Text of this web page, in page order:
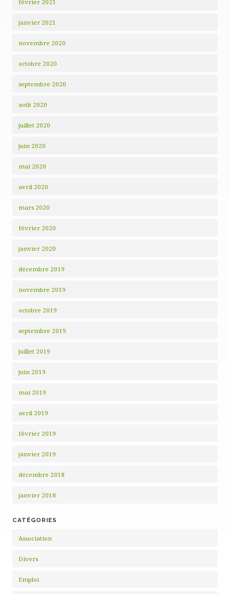
février 2021
janvier 2021
novembre 2020
octobre 2020
septembre 2020
août 2020
juillet 2020
juin 2020
mai 2020
avril 2020
mars 2020
février 2020
janvier 2020
décembre 2019
novembre 2019
octobre 2019
septembre 2019
juillet 2019
juin 2019
mai 2019
avril 2019
février 2019
janvier 2019
décembre 2018
janvier 2018
CATÉGORIES
Association
Divers
Emploi